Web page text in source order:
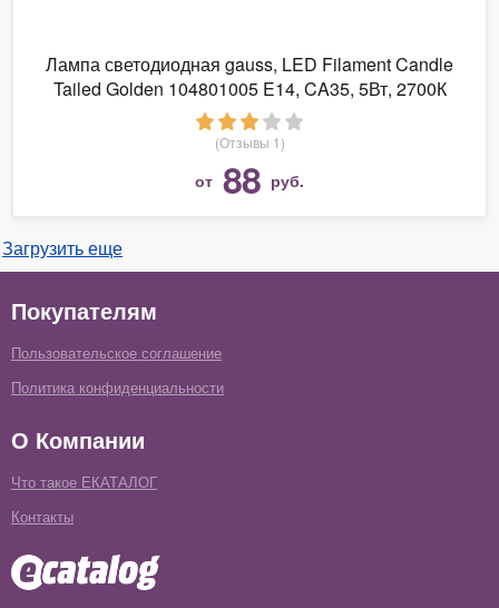
Лампа светодиодная gauss, LED Filament Candle
Tailed Golden 104801005 E14, CA35, 5Вт, 2700К
(Отзывы 1)
от 88 руб.
Загрузить еще
Покупателям
Пользовательское соглашение
Политика конфиденциальности
О Компании
Что такое ЕКАТАЛОГ
Контакты